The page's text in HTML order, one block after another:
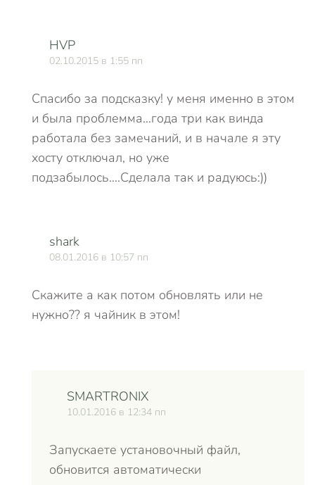
HVP
02.10.2015 в 1:55 пп
Спасибо за подсказку! у меня именно в этом
и была проблемма…года три как винда
работала без замечаний, и в начале я эту
хосту отключал, но уже
подзабылось….Сделала так и радуюсь:))
shark
08.01.2016 в 10:57 пп
Скажите а как потом обновлять или не
нужно?? я чайник в этом!
SMARTRONIX
10.01.2016 в 12:34 пп
Запускаете установочный файл,
обновится автоматически